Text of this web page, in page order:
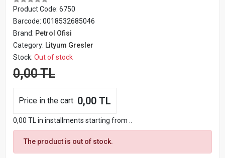
Product Code: 6750
Barcode: 0018532685046
Brand: Petrol Ofisi
Category: Lityum Gresler
Stock: Out of stock
0,00 TL
Price in the cart 0,00 TL
0,00 TL in installments starting from ..
The product is out of stock.